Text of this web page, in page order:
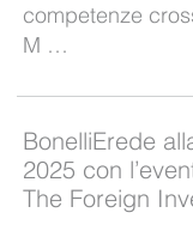
competenze
M …
BonelliErede
2025 con
The Foreign